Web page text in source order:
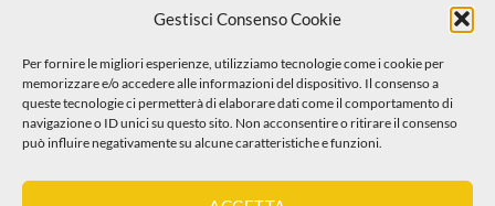
Gestisci Consenso Cookie
Per fornire le migliori esperienze, utilizziamo tecnologie come i cookie per
memorizzare e/o accedere alle informazioni del dispositivo. Il consenso a
queste tecnologie ci permetterà di elaborare dati come il comportamento di
navigazione o ID unici su questo sito. Non acconsentire o ritirare il consenso
può influire negativamente su alcune caratteristiche e funzioni.